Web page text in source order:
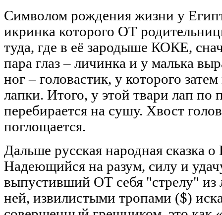
Символом рождения жизни у
икринка которого ОТ
туда, где в её зародыше КОКЕ,
пара глаз – личинка и у малька
ног – головастик, у которого
лапки. Итого, у этой твари лап по
перебирается на сушу. Хвост
поглощается.
Дальше русская народная сказка
Надеющийся на разум, силу и
выпустивший ОТ себя "стрелу" из
ней, извилистыми тропами ($)